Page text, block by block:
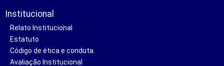
Institucional
Relato Institucional
Estatuto
Código de ética e conduta
Avaliação Institucional